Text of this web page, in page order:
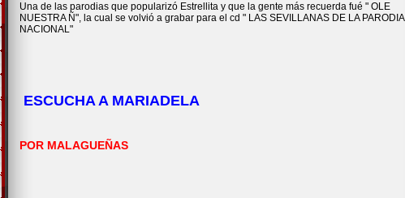
Una de las parodias que popularizó Estrellita y que la gente más recuerda fué " OLE
NUESTRA Ñ", la cual se volvió a grabar para el cd " LAS SEVILLANAS DE LA PARODIA
NACIONAL"
ESCUCHA A MARIADELA
POR MALAGUEÑAS